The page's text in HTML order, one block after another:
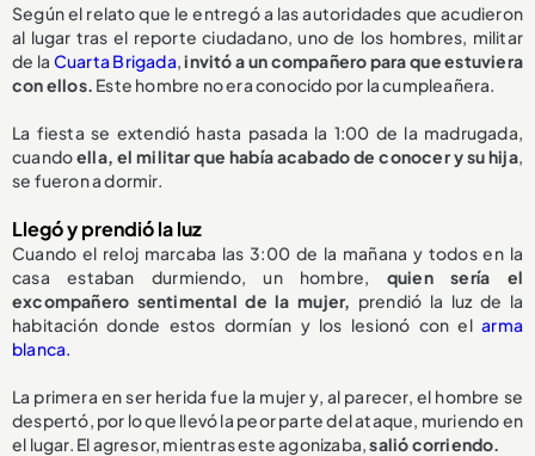
Según el relato que le entregó a las autoridades que acudieron
al lugar tras el reporte ciudadano, uno de los hombres, militar
de la Cuarta Brigada,invitó a un compañero para que estuviera
con ellos. Este hombre no era conocido por la cumpleañera.
La fiesta se extendió hasta pasada la 1:00 de la madrugada,
cuandoella, el militar que había acabado de conocer y su hija,
se fueron a dormir.
Llegó y prendió la luz
Cuando el reloj marcaba las 3:00 de la mañana y todos en la
casa estaban durmiendo, un hombre, quien sería el
excompañero sentimental de la mujer, prendió la luz de la
habitación donde estos dormían y los lesionó con elarma
blanca.
La primera en ser herida fue la mujer y, al parecer, el hombre se
despertó, por lo que llevó la peor parte del ataque, muriendo en
el lugar. El agresor, mientras este agonizaba,salió corriendo.